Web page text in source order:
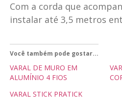
Com a corda que
instalar até 3,5 metros
Você também pode gostar...
VARAL DE MURO EM
ALUMÍNIO 4 FIOS
VARAL STICK PRATICK